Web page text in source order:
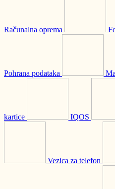
Računalna oprema
Pohrana podataka
kartice IQOS
Vezica za telefon